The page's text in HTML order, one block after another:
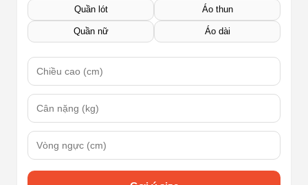
Quần lót Áo thun
Quần nữ Áo dài